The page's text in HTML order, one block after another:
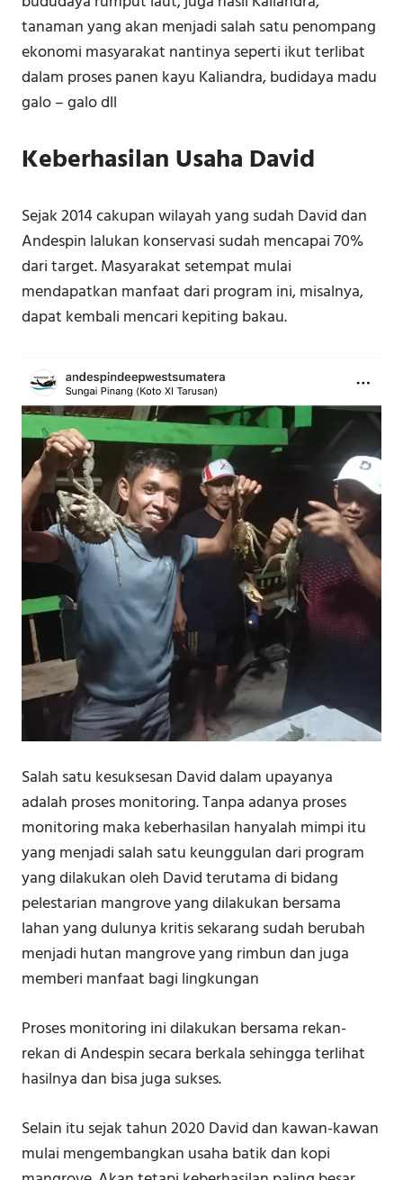
tanaman yang akan menjadi salah satu penompang
ekonomi masyarakat nantinya seperti ikut terlibat
dalam proses panen kayu Kaliandra, budidaya madu
galo – galo dll
Keberhasilan Usaha David
Sejak 2014 cakupan wilayah yang sudah David dan
Andespin lalukan konservasi sudah mencapai 70%
dari target. Masyarakat setempat mulai
mendapatkan manfaat dari program ini, misalnya,
dapat kembali mencari kepiting bakau.
Salah satu kesuksesan David dalam upayanya
adalah proses monitoring. Tanpa adanya proses
monitoring maka keberhasilan hanyalah mimpi itu
yang menjadi salah satu keunggulan dari program
yang dilakukan oleh David terutama di bidang
pelestarian mangrove yang dilakukan bersama
lahan yang dulunya kritis sekarang sudah berubah
menjadi hutan mangrove yang rimbun dan juga
memberi manfaat bagi lingkungan
Proses monitoring ini dilakukan bersama rekan-
rekan di Andespin secara berkala sehingga terlihat
hasilnya dan bisa juga sukses.
Selain itu sejak tahun 2020 David dan kawan-kawan
mulai mengembangkan usaha batik dan kopi